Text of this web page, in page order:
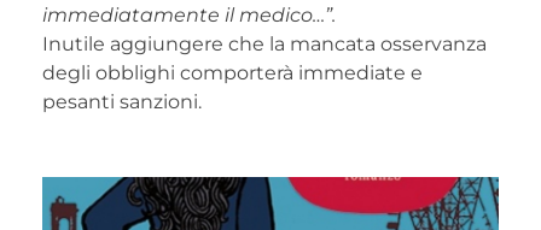
immediatamente il medico…”.
Inutile aggiungere che la mancata osservanza
degli obblighi comporterà immediate e
pesanti sanzioni.